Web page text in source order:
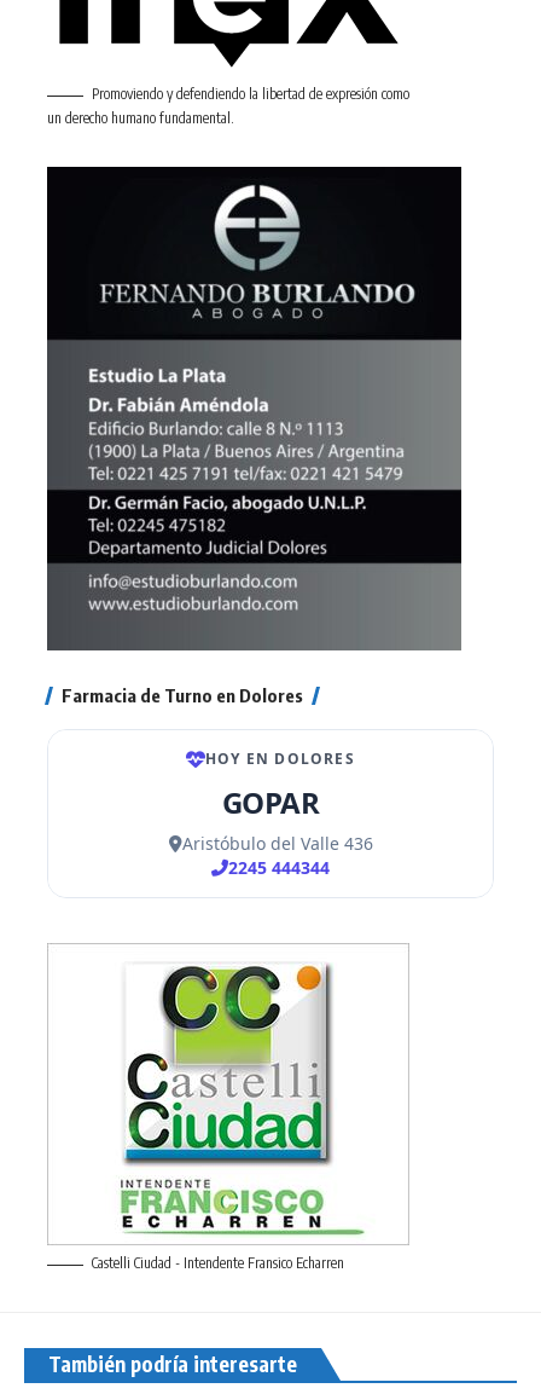
Promoviendo y defendiendo la libertad de expresión como
un derecho humano fundamental.
Farmacia de Turno en Dolores
Castelli Ciudad - Intendente Fransico Echarren
También podría interesarte